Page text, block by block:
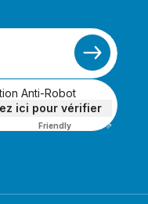
Anti-Robot
ici pour vérifier
FriendlyCaptcha ⇗